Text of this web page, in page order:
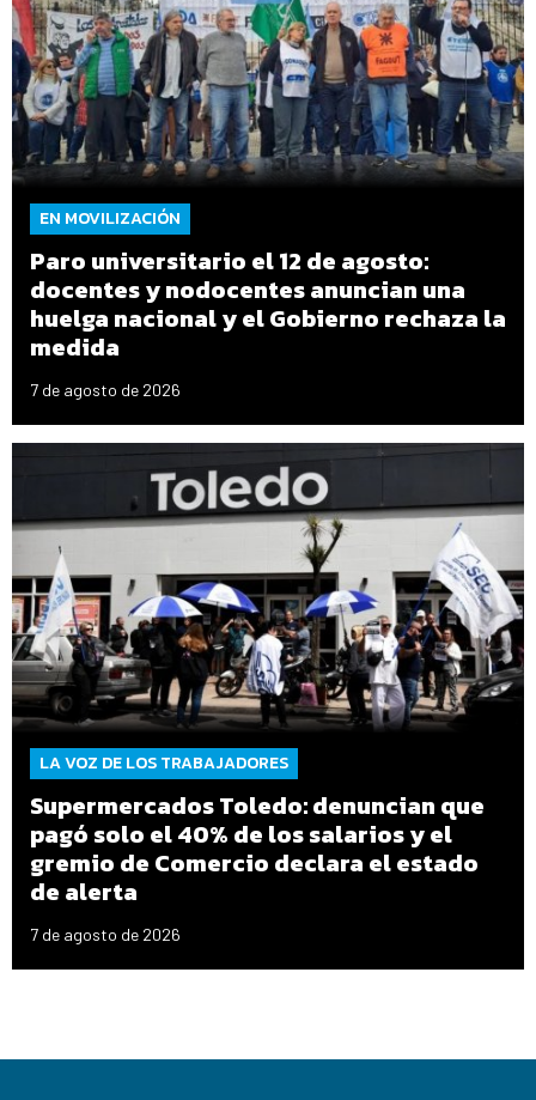
EN MOVILIZACIÓN
Paro universitario el 12 de agosto:
docentes y nodocentes anuncian una
huelga nacional y el Gobierno rechaza la
medida
7 de agosto de 2026
LA VOZ DE LOS TRABAJADORES
Supermercados Toledo: denuncian que
pagó solo el 40% de los salarios y el
gremio de Comercio declara el estado
de alerta
7 de agosto de 2026